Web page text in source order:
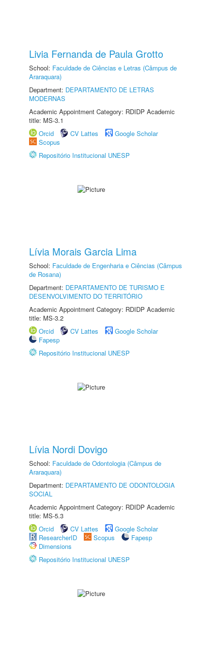
Livia Fernanda de Paula Grotto
School: Faculdade de Ciências e Letras (Câmpus de
Araraquara)
Department: DEPARTAMENTO DE LETRAS
MODERNAS
Academic Appointment Category: RDIDP Academic
title: MS-3.1
Orcid
CV Lattes
Google Scholar
Scopus
Repositório Institucional UNESP
Lívia Morais Garcia Lima
School: Faculdade de Engenharia e Ciências (Câmpus
de Rosana)
Department: DEPARTAMENTO DE TURISMO E
DESENVOLVIMENTO DO TERRITÓRIO
Academic Appointment Category: RDIDP Academic
title: MS-3.2
Orcid
CV Lattes
Google Scholar
Fapesp
Repositório Institucional UNESP
Lívia Nordi Dovigo
School: Faculdade de Odontologia (Câmpus de
Araraquara)
Department: DEPARTAMENTO DE ODONTOLOGIA
SOCIAL
Academic Appointment Category: RDIDP Academic
title: MS-5.3
Orcid
CV Lattes
Google Scholar
ResearcherID
Scopus
Fapesp
Dimensions
Repositório Institucional UNESP